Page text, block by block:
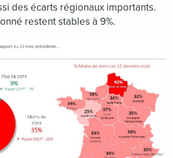
des écarts régionaux importants.
restent stables à 9%.